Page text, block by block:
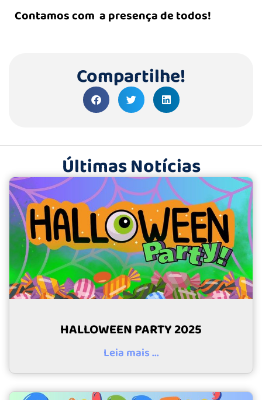
Contamos com a presença de todos!
Compartilhe!
Últimas Notícias
HALLOWEEN PARTY 2025
Leia mais ...